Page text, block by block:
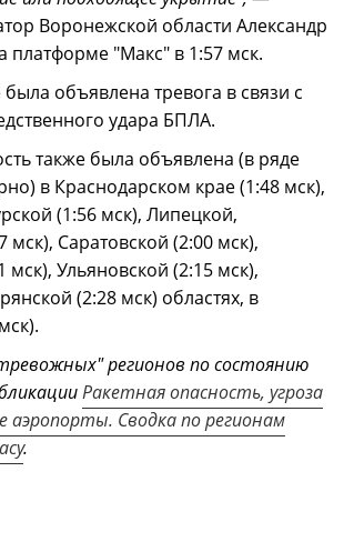
Воронежской области Александр
платформе "Макс" в 1:57 мск.
объявлена тревога в связи с
удара БПЛА.
также была объявлена (в ряде
в Краснодарском крае (1:48 мск),
(1:56 мск), Липецкой,
мск), Саратовской (2:00 мск),
мск), Ульяновской (2:15 мск),
(2:28 мск) областях, в
регионов по состоянию
Ракетная опасность, угроза
Сводка по регионам
.